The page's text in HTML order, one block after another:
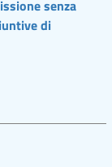
senza
di